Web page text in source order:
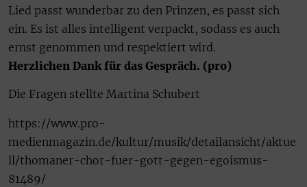
Lied passt wunderbar zu den Prinzen, es passt sich
ein. Es ist alles intelligent verpackt, sodass es auch
ernst genommen und respektiert wird.
Herzlichen Dank für das Gespräch. (pro)
Die Fragen stellte Martina Schubert
https://www.pro-
medienmagazin.de/kultur/musik/detailansicht/aktue
ll/thomaner-chor-fuer-gott-gegen-egoismus-
81489/